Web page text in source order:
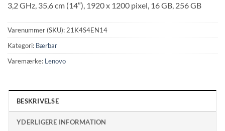
3,2 GHz, 35,6 cm (14″), 1920 x 1200 pixel, 16 GB, 256 GB
Varenummer (SKU): 21K4S4EN14
Kategori: Bærbar
Varemærke: Lenovo
BESKRIVELSE
YDERLIGERE INFORMATION